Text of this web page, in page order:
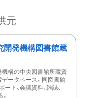
元
開発機構図書館蔵
機構の中央図書館所蔵資
ータベース。同図書館
ト、会議資料、雑誌、